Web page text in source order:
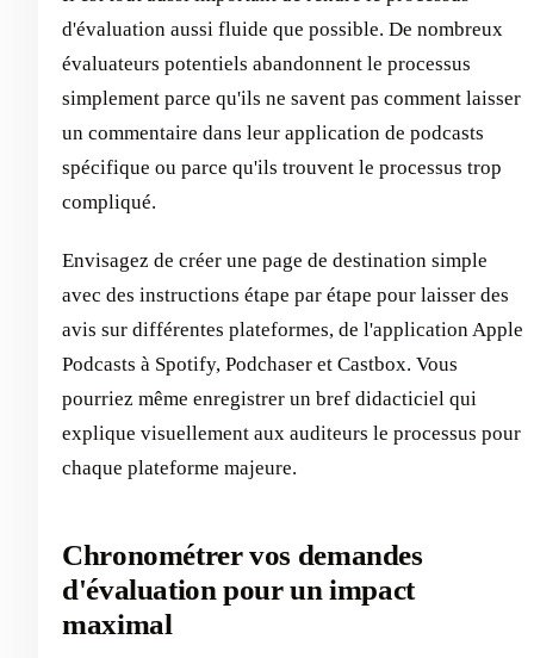
d'évaluation aussi fluide que possible. De nombreux
évaluateurs potentiels abandonnent le processus
simplement parce qu'ils ne savent pas comment laisser
un commentaire dans leur application de podcasts
spécifique ou parce qu'ils trouvent le processus trop
compliqué.
Envisagez de créer une page de destination simple
avec des instructions étape par étape pour laisser des
avis sur différentes plateformes, de l'application Apple
Podcasts à Spotify, Podchaser et Castbox. Vous
pourriez même enregistrer un bref didacticiel qui
explique visuellement aux auditeurs le processus pour
chaque plateforme majeure.
Chronométrer vos demandes
d'évaluation pour un impact
maximal